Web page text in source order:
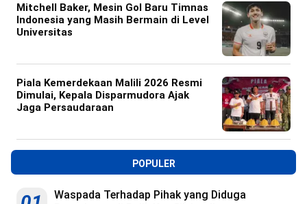
Mitchell Baker, Mesin Gol Baru Timnas
Indonesia yang Masih Bermain di Level
Universitas
Piala Kemerdekaan Malili 2026 Resmi
Dimulai, Kepala Disparmudora Ajak
Jaga Persaudaraan
POPULER
Waspada Terhadap Pihak yang Diduga